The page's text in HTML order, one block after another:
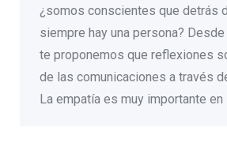
¿somos conscientes que detrás
siempre hay una persona?
te proponemos que reflexiones
de las comunicaciones a través
La empatía es muy importante en